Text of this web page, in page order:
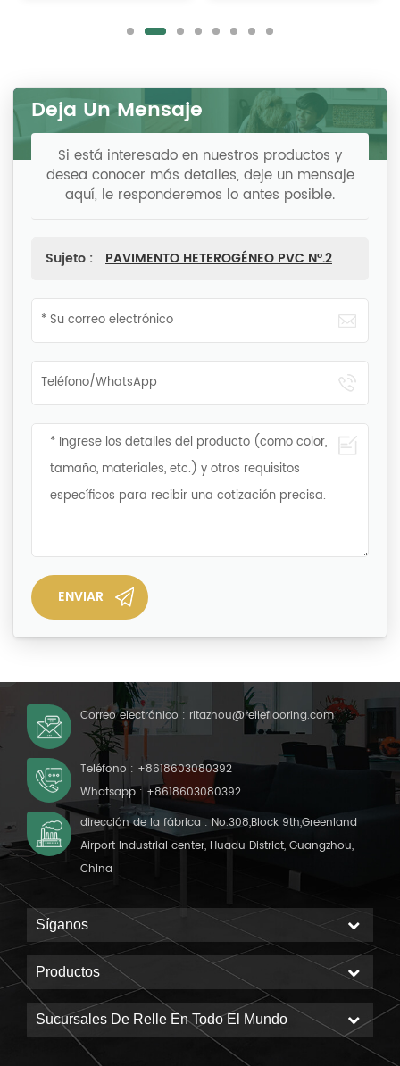
Deja Un Mensaje
Si está interesado en nuestros productos y
desea conocer más detalles, deje un mensaje
aquí, le responderemos lo antes posible.
Sujeto : PAVIMENTO HETEROGÉNEO PVC N°.2
Correo electrónico : ritazhou@relleflooring.com
Teléfono : +8618603080392
Whatsapp : +8618603080392
dirección de la fábrica : No.308,Block 9th,Greenland
Airport Industrial center, Huadu District, Guangzhou,
China
Síganos
Productos
Sucursales De Relle En Todo El Mundo